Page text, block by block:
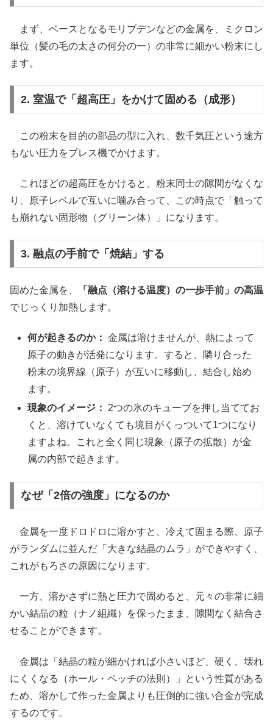
まず、ベースとなるモリブデンなどの金属を、ミクロン
単位（髪の毛の太さの何分の一）の非常に細かい粉末にし
ます。
2. 室温で「超高圧」をかけて固める（成形）
この粉末を目的の部品の型に入れ、数千気圧という途方
もない圧力をプレス機でかけます。
これほどの超高圧をかけると、粉末同士の隙間がなくな
り、原子レベルで互いに噛み合って、この時点で「触って
も崩れない固形物（グリーン体）」になります。
3. 融点の手前で「焼結」する
固めた金属を、
「融点（溶ける温度）の一歩手前」の高温
でじっくり加熱します。
何が起きるのか： 金属は溶けませんが、熱によって
原子の動きが活発になります。すると、隣り合った
粉末の境界線（原子）が互いに移動し、結合し始め
ます。
現象のイメージ：
2つの氷のキューブを押し当ててお
くと、溶けていなくても境目がくっついて1つになり
ますよね。これと全く同じ現象（原子の拡散）が金
属の内部で起きます。
なぜ「2倍の強度」になるのか
金属を一度ドロドロに溶かすと、冷えて固まる際、原子
がランダムに並んだ「大きな結晶のムラ」ができやすく、
これがもろさの原因になります。
一方、溶かさずに熱と圧力で固めると、元々の非常に細
かい結晶の粒（ナノ組織）を保ったまま、隙間なく結合さ
せることができます。
金属は「結晶の粒が細かければ小さいほど、硬く、壊れ
にくくなる（ホール・ペッチの法則）」という性質がある
ため、溶かして作った金属よりも圧倒的に強い合金が完成
するのです。